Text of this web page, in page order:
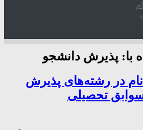
با: پذیرش دانشجو
در رشته‌های پذیرش
تحصیلی